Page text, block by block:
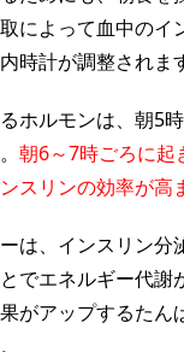
によって血中のイ
時計が調整されま
ホルモンは、朝5
朝6～7時ごろに起
スリンの効率が高
は、インスリン分
でエネルギー代謝
がアップするたん